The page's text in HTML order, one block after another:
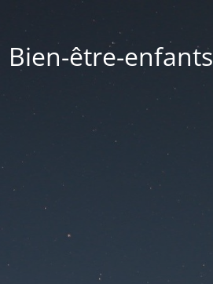
Bien-être-enfants